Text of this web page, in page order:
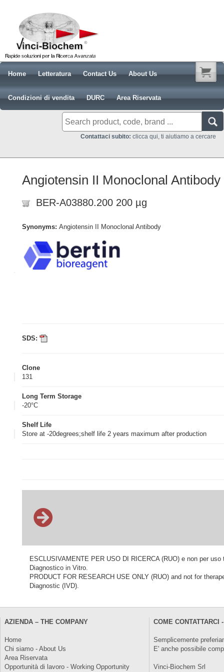
Home Letteratura Contact Us About Us
Condizioni di vendita DURC Area Riservata
Contattaci subito: clicca qui, ti aiutiamo a cercare
Angiotensin II Monoclonal
BER-A03880.200 200 µg
Synonyms: Angiotensin II Monoclonal Antibody
SDS:
Clone
131
Long Term Storage
-20°C
Shelf Life
Store at -20degrees;shelf life 2 years maximum after production
ESCLUSIVAMENTE PER USO DI RICERCA (RUO) e non per
Diagnostico in Vitro.
PRODUCT FOR RESEARCH USE ONLY (RUO) and not for
Diagnostic (IVD).
AZIENDA – THE COMPANY
Home
Chi siamo - About Us
Area Riservata
Opportunità di lavoro - Working Opportunity
COME CONTATTARCI
Semplicemente
E' anche possibile
Vinci-Biochem Srl